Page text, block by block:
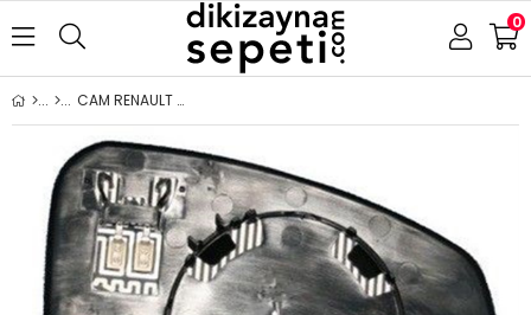
0
CAM RENAULT LAGUNA 2007- ISITMALI ASFERİK KROM CAM SOL